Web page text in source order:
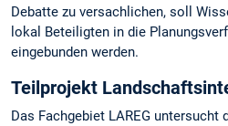
Debatte zu versachlichen, soll
lokal Beteiligten in die
eingebunden werden.
Teilprojekt
Das Fachgebiet LAREG untersucht